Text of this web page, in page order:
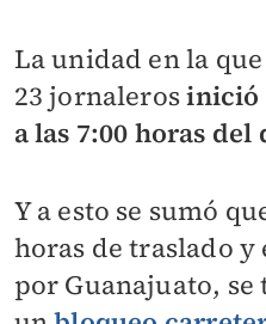
La unidad en la
23 jornalerosinició
a las 7:00 horas
Y a esto se sumó
horas de traslado y
por Guanajuato,